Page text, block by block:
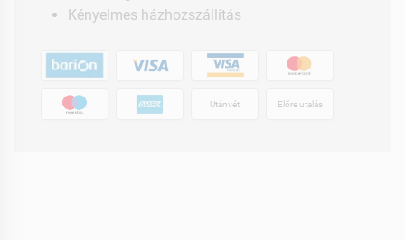
Kényelmes házhozszállítás
Utánvét Előre utalás